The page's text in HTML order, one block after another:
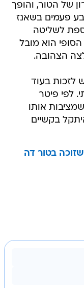
של הטור, והופך
פעמים בשאנז
לשליטה
הוא מובל
הצהובה.
לזכות בעוד
לפי פיטר
שמציבות אותו
בקשיים
שזוכה בטור דה